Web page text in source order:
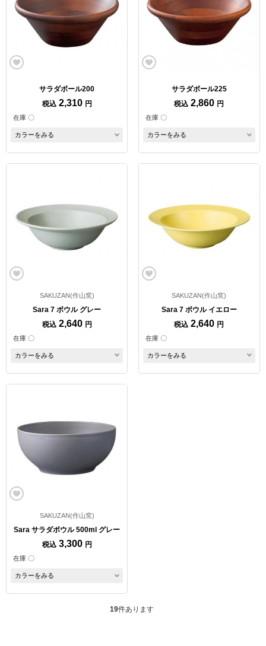
サラダボール200
税込 2,310 円
在庫 〇
カラーをみる
サラダボール225
税込 2,860 円
在庫 〇
カラーをみる
SAKUZAN(作山窯)
Sara 7 ボウル グレー
税込 2,640 円
在庫 〇
カラーをみる
SAKUZAN(作山窯)
Sara 7 ボウル イエロー
税込 2,640 円
在庫 〇
カラーをみる
SAKUZAN(作山窯)
Sara サラダボウル 500ml グレー
税込 3,300 円
在庫 〇
カラーをみる
19件あります